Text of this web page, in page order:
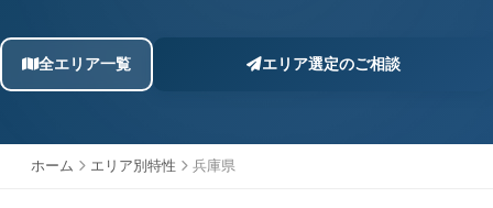
全エリア一覧 エリア選定のご相談
ホーム エリア別特性 兵庫県